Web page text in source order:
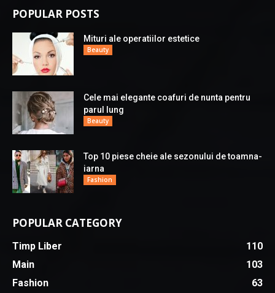
POPULAR POSTS
Mituri ale operatiilor estetice
Beauty
Cele mai elegante coafuri de nunta pentru
parul lung
Beauty
Top 10 piese cheie ale sezonului de toamna-
iarna
Fashion
POPULAR CATEGORY
Timp Liber
110
Main
103
Fashion
63